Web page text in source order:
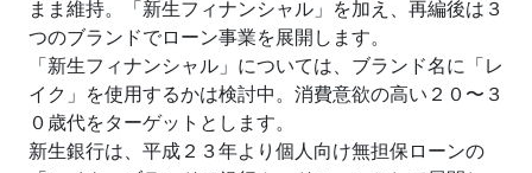
まま維持。「新生フィナンシャル」を加え、再編後は３
つのブランドでローン事業を展開します。
「新生フィナンシャル」については、ブランド名に「レ
イク」を使用するかは検討中。消費意欲の高い２０〜３
０歳代をターゲットとします。
新生銀行は、平成２３年より個人向け無担保ローンの